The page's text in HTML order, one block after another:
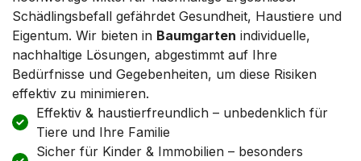
Schädlingsbefall gefährdet Gesundheit, Haustiere und
Eigentum. Wir bieten in Baumgarten individuelle,
nachhaltige Lösungen, abgestimmt auf Ihre
Bedürfnisse und Gegebenheiten, um diese Risiken
effektiv zu minimieren.
Effektiv & haustierfreundlich – unbedenklich für
Tiere und Ihre Familie
Sicher für Kinder & Immobilien – besonders